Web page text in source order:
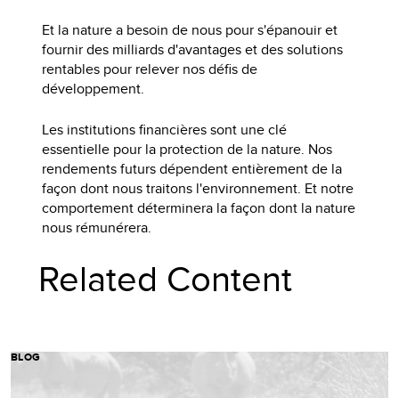
Et la nature a besoin de nous pour s'épanouir et
fournir des milliards d'avantages et des solutions
rentables pour relever nos défis de
développement.
Les institutions financières sont une clé
essentielle pour la protection de la nature. Nos
rendements futurs dépendent entièrement de la
façon dont nous traitons l'environnement. Et notre
comportement déterminera la façon dont la nature
nous rémunérera.
Related Content
BLOG